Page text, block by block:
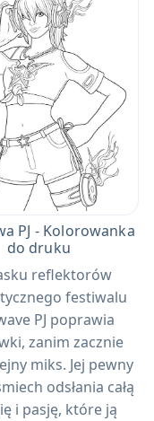
PJ - Kolorowanka
do druku
reflektorów
festiwalu
PJ poprawia
zanim zacznie
miks. Jej pewny
odsłania całą
i pasję, które ją